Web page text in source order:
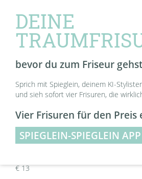
GRAUHAARABDECKUNG
€ 31 - € 52
Kopfhaut Booster
Diese intensive Pflege reinigt, beruhigt
Kopfhaut wieder ins Gleichgewicht.
€ 5
€ 13
DEINE
bevor du zum Friseur
Sprich mit Spieglein, deinem KI-
und sieh sofort vier Frisuren, die
Vier Frisuren für den Preis
SPIEGLEIN-SPIEGLEIN APP